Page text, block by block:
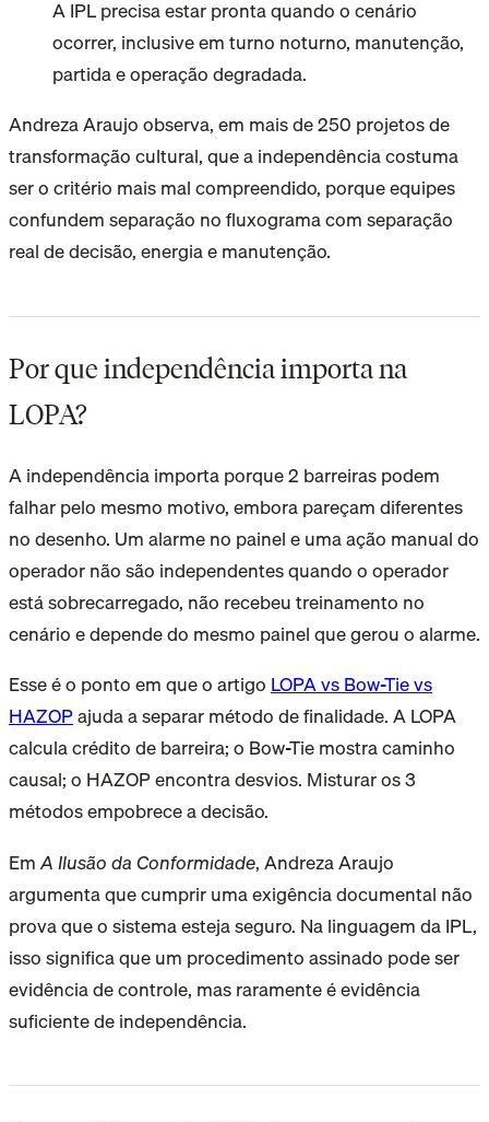
A IPL precisa estar pronta quando o cenário
ocorrer, inclusive em turno noturno, manutenção,
partida e operação degradada.
Andreza Araujo observa, em mais de 250 projetos de
transformação cultural, que a independência costuma
ser o critério mais mal compreendido, porque equipes
confundem separação no fluxograma com separação
real de decisão, energia e manutenção.
Por que independência importa na
LOPA?
A independência importa porque 2 barreiras podem
falhar pelo mesmo motivo, embora pareçam diferentes
no desenho. Um alarme no painel e uma ação manual do
operador não são independentes quando o operador
está sobrecarregado, não recebeu treinamento no
cenário e depende do mesmo painel que gerou o alarme.
Esse é o ponto em que o artigoLOPA vs Bow-Tie vs
HAZOPajuda a separar método de finalidade. A LOPA
calcula crédito de barreira; o Bow-Tie mostra caminho
causal; o HAZOP encontra desvios. Misturar os 3
métodos empobrece a decisão.
EmA Ilusão da Conformidade, Andreza Araujo
argumenta que cumprir uma exigência documental não
prova que o sistema esteja seguro. Na linguagem da IPL,
isso significa que um procedimento assinado pode ser
evidência de controle, mas raramente é evidência
suficiente de independência.